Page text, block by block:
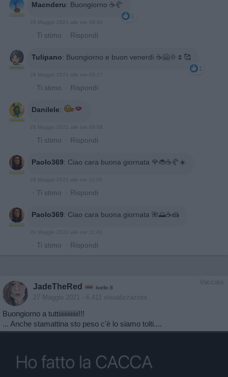
Macnderu: Buongiorno ☕🥐
1
28 Maggio 2021 alle ore 08:44
· Ti stimo · Rispondi
Tulipano: Buongiorno e buon venerdì ☕🤗🌞🌷🥰
1
28 Maggio 2021 alle ore 09:17
· Ti stimo · Rispondi
Danilele:
28 Maggio 2021 alle ore 09:58
· Ti stimo · Rispondi
Paolo369: Ciao cara buona giornata 🌹🐞☕🥐☀️
28 Maggio 2021 alle ore 11:05
· Ti stimo · Rispondi
Paolo369: Ciao cara buona giornata 🌺🌅☕🍰
29 Maggio 2021 alle ore 11:43
· Ti stimo · Rispondi
Vaccata
JadeTheRed livello 8
27 Maggio 2021 - 6.411 visualizzazioni
Buongiorno a tuttiiiiiiiiiiiii!!!
... Anche stamattina sto peso c'è lo siamo tolti....